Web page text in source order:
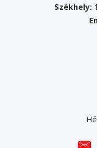
Székhely: